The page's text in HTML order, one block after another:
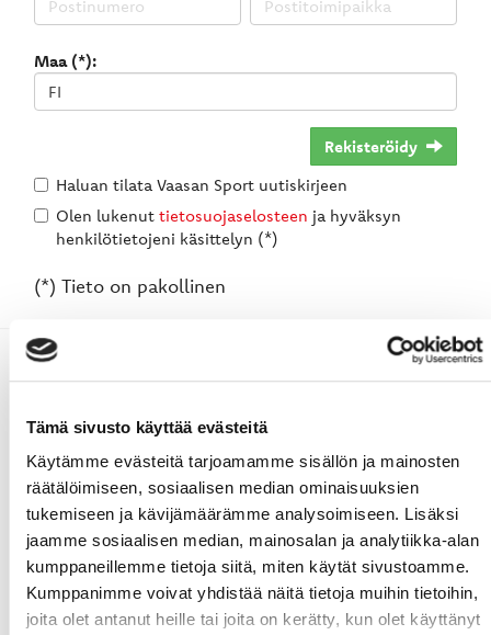
Tämä sivusto käyttää evästeitä
Käytämme evästeitä tarjoamamme sisällön ja mainosten
räätälöimiseen, sosiaalisen median ominaisuuksien
tukemiseen ja kävijämäärämme analysoimiseen. Lisäksi
jaamme sosiaalisen median, mainosalan ja analytiikka-alan
kumppaneillemme tietoja siitä, miten käytät sivustoamme.
Kumppanimme voivat yhdistää näitä tietoja muihin tietoihin,
joita olet antanut heille tai joita on kerätty, kun olet käyttänyt
Maa (*):
Rekisteröidy
Haluan tilata Vaasan Sport uutiskirjeen
Olen lukenut tietosuojaselosteen ja hyväksyn
henkilötietojeni käsittelyn (*)
(*) Tieto on pakollinen